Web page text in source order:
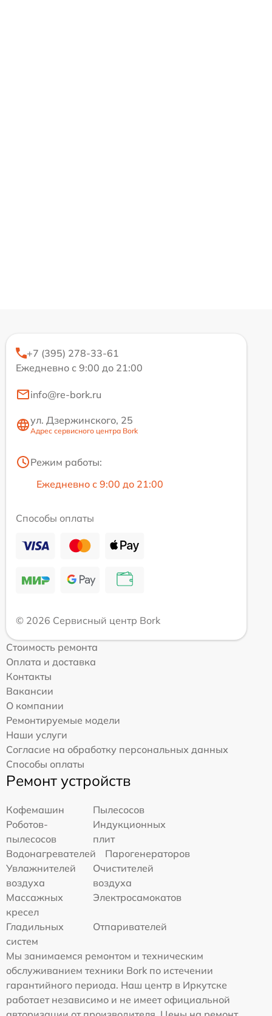
+7 (395) 278-33-61
Ежедневно с 9:00 до 21:00
info@re-bork.ru
ул. Дзержинского, 25
Адрес сервисного центра Bork
Режим работы:
Ежедневно с 9:00 до 21:00
Способы оплаты
© 2026 Сервисный центр Bork
Стоимость ремонта
Оплата и доставка
Контакты
Вакансии
О компании
Ремонтируемые модели
Наши услуги
Согласие на обработку персональных данных
Способы оплаты
Ремонт устройств
Кофемашин
Пылесосов
Роботов-
пылесосов
Индукционных
плит
Водонагревателей
Парогенераторов
Увлажнителей
воздуха
Очистителей
воздуха
Массажных
кресел
Электросамокатов
Гладильных
систем
Отпаривателей
Мы занимаемся ремонтом и техническим
обслуживанием техники Bork по истечении
гарантийного периода. Наш центр в Иркутске
работает независимо и не имеет официальной